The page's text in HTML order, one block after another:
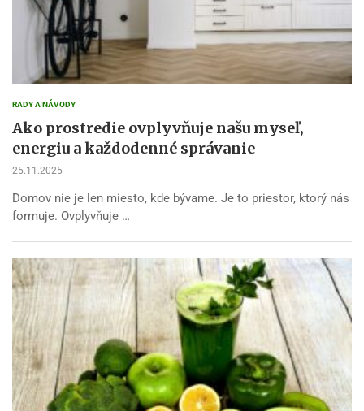
RADY A NÁVODY
Ako prostredie ovplyvňuje našu myseľ,
energiu a každodenné správanie
25.11.2025
Domov nie je len miesto, kde bývame. Je to priestor, ktorý nás
formuje. Ovplyvňuje …